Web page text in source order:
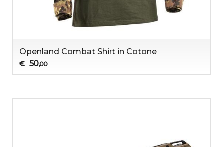
Openland Combat Shirt in Cotone
€ 50,00